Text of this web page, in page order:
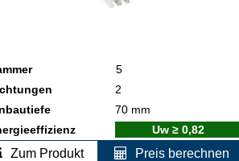
5
2
70 mm
Uw ≥ 0,82
Zum Produkt Preis berechnen